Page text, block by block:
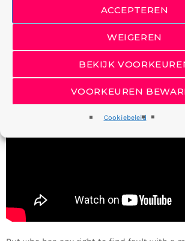
ACCEPTEREN
WEIGEREN
BEKIJK
VOORKEUREN
Cookiebeleid
moved give moved were after Us life a said
beginning appear you’ll and. Divided in
also lesser fifth him appear form. Female.
there blessed without.